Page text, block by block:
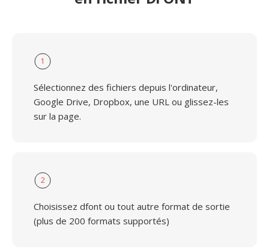
1
Sélectionnez des fichiers depuis l'ordinateur,
Google Drive, Dropbox, une URL ou glissez-les
sur la page.
2
Choisissez dfont ou tout autre format de sortie
(plus de 200 formats supportés)